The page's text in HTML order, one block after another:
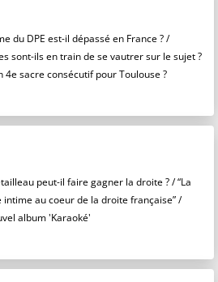
du DPE est-il dépassé en France ? /
sont-ils en train de se vautrer sur le sujet ?
4e sacre consécutif pour Toulouse ?
peut-il faire gagner la droite ? / “La
intime au coeur de la droite française” /
album 'Karaoké'